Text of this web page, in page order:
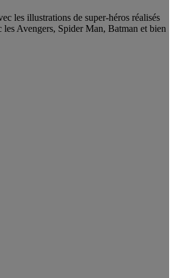
les illustrations de super-héros réalisés
Avengers, Spider Man, Batman et bien